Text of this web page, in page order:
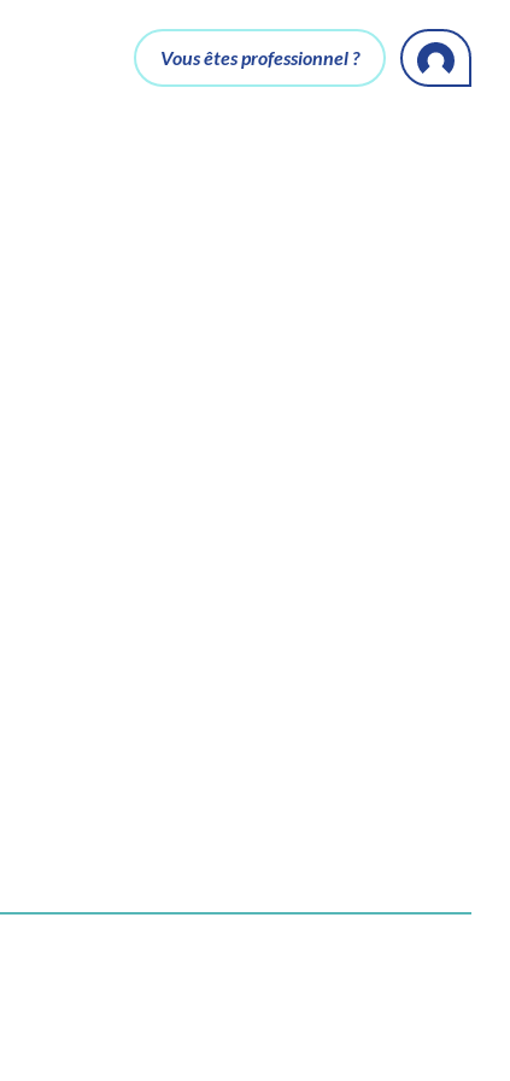
Vous êtes professionnel ?